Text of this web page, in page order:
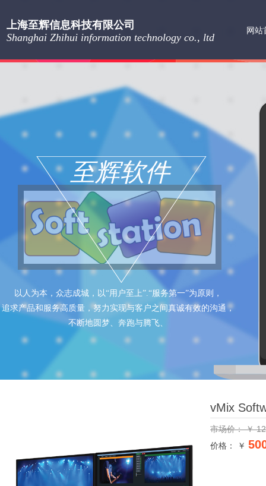
至辉软件
以人为本，众志成城，以“用户至上”.“服务第一”为原则，
追求产品和服务高质量，努力实现与客户之间真诚有效的沟通，
不断地圆梦、奔跑与腾飞、
vMix
市场价：￥
价格： ￥
上海至辉信息科技有限公司
Shanghai Zhihui information technology co., ltd
网站